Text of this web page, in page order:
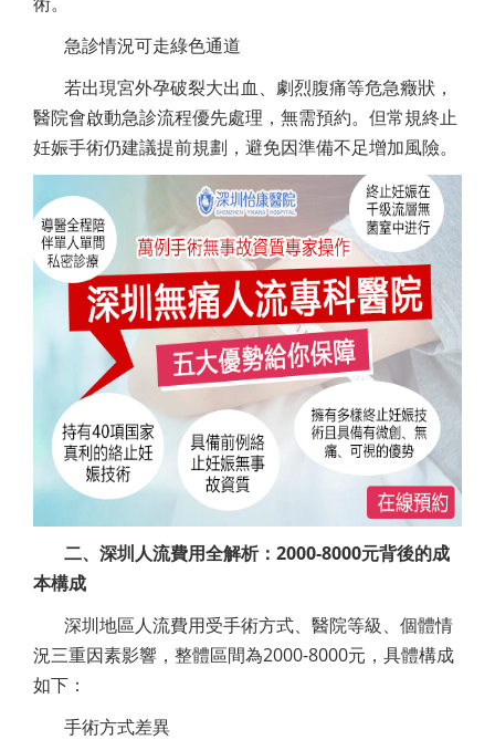
急診情況可走綠色通道
若出現宮外孕破裂大出血、劇烈腹痛等危急癥狀，
醫院會啟動急診流程優先處理，無需預約。但常規終止
妊娠手術仍建議提前規劃，避免因準備不足增加風險。
二、深圳人流費用全解析：2000-8000元背後的成
本構成
深圳地區人流費用受手術方式、醫院等級、個體情
況三重因素影響，整體區間為2000-8000元，具體構成
如下：
手術方式差異